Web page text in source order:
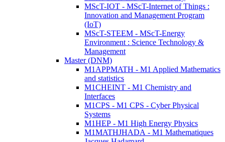
MScT-IOT - MScT-Internet of Things :
Innovation and Management Program
(IoT)
MScT-STEEM - MScT-Energy
Environment : Science Technology &
Management
Master (DNM)
M1APPMATH - M1 Applied Mathematics
and statistics
M1CHEINT - M1 Chemistry and
Interfaces
M1CPS - M1 CPS - Cyber Physical
Systems
M1HEP - M1 High Energy Physics
M1MATHJHADA - M1 Mathematiques